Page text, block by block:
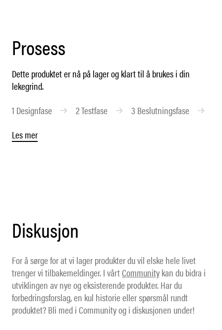
Prosess
Dette produktet er nå på lager og klart til å brukes i din
lekegrind.
1 Designfase 2Testfase 3 Beslutningsfase
Les mer
Diskusjon
For å sørge for at vi lager produkter du vil elske hele livet
trenger vi tilbakemeldinger. I vårtCommunitykan du bidra i
utviklingen av nye og eksisterende produkter. Har du
forbedringsforslag, en kul historie eller spørsmål rundt
produktet? Bli med i Community og i diskusjonen under!